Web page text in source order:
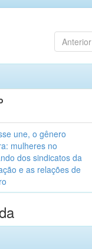
Anterior
une, o gênero
mulheres no
dos sindicatos da
e as relações de